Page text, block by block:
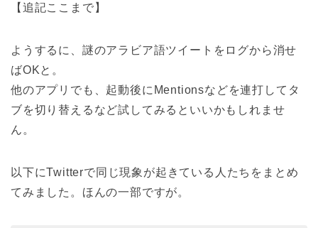
【追記ここまで】
ようするに、謎のアラビア語ツイートをログから消せ
ばOKと。
他のアプリでも、起動後にMentionsなどを連打してタ
ブを切り替えるなど試してみるといいかもしれませ
ん。
以下にTwitterで同じ現象が起きている人たちをまとめ
てみました。ほんの一部ですが。